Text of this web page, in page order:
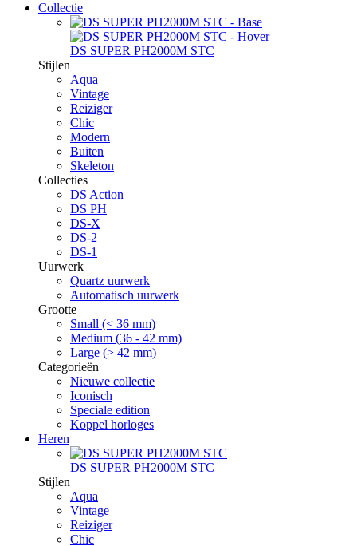
Collectie
DS SUPER PH2000M STC
Stijlen
Aqua
Vintage
Reiziger
Chic
Modern
Buiten
Skeleton
Collecties
DS Action
DS PH
DS-X
DS-2
DS-1
Uurwerk
Quartz uurwerk
Automatisch uurwerk
Grootte
Small (< 36 mm)
Medium (36 - 42 mm)
Large (> 42 mm)
Categorieën
Nieuwe collectie
Iconisch
Speciale edition
Koppel horloges
Heren
DS SUPER PH2000M STC
Stijlen
Aqua
Vintage
Reiziger
Chic